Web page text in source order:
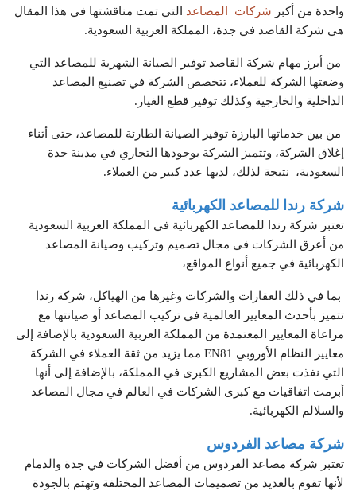
واحدة من أكبر شركات المصاعد التي تمت مناقشتها في هذا المقال
هي شركة القاصد في جدة، المملكة العربية السعودية.
من أبرز مهام شركة القاصد توفير الصيانة الشهرية للمصاعد التي
وضعتها الشركة للعملاء، تتخصص الشركة في تصنيع المصاعد
الداخلية والخارجية وكذلك توفير قطع الغيار.
من بين خدماتها البارزة توفير الصيانة الطارئة للمصاعد، حتى أثناء
إغلاق الشركة، وتتميز الشركة بوجودها التجاري في مدينة جدة
السعودية، نتيجة لذلك، لديها عدد كبير من العملاء.
شركة رندا للمصاعد الكهربائية
تعتبر شركة رندا للمصاعد الكهربائية في المملكة العربية السعودية
من أعرق الشركات في مجال تصميم وتركيب وصيانة المصاعد
الكهربائية في جميع أنواع المواقع،
بما في ذلك العقارات والشركات وغيرها من الهياكل، شركة رندا
تتميز بأحدث المعايير العالمية في تركيب المصاعد أو صيانتها مع
مراعاة المعايير المعتمدة من المملكة العربية السعودية بالإضافة إلى
معايير النظام الأوروبي EN81 مما يزيد من ثقة العملاء في الشركة
التي نفذت بعض المشاريع الكبرى في المملكة، بالإضافة إلى أنها
أبرمت اتفاقيات مع كبرى الشركات في العالم في مجال المصاعد
والسلالم الكهربائية.
شركة مصاعد الفردوس
تعتبر شركة مصاعد الفردوس من أفضل الشركات في جدة والدمام
لأنها تقوم بالعديد من تصميمات المصاعد المختلفة وتهتم بالجودة